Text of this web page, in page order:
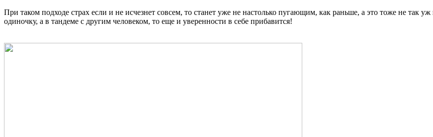
При таком подходе страх если и не исчезнет совсем, то станет уже не настолько пугающим, как раньше, а это тоже не так
одиночку, а в тандеме с другим человеком, то еще и уверенности в себе прибавится!